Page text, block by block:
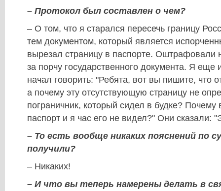
– Протокол был составлен о чем?
– О том, что я старался пересечь границу
тем документом, который является
вырезал страницу в паспорте. Оштрафовали
за порчу государственного документа. Я еще
начал говорить: "Ребята, вот вы пишите, что
а почему эту отсутствующую страницу не
пограничник, который сидел в будке?
паспорт и я час его не видел?" Они сказали:
– То есть вообще никаких пояснений по
получили?
– Никаких!
– И что вы теперь намерены делать в